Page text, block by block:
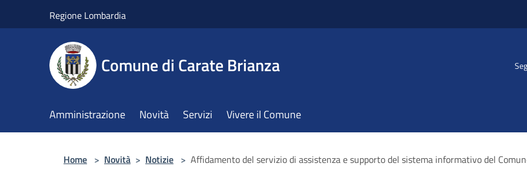
Regione Lombardia
Comune di Carate Brianza
Amministrazione Novità Servizi Vivere il Comune
Home > Novità > Notizie > Affidamento del servizio di assistenza e supporto del sistema informativo del